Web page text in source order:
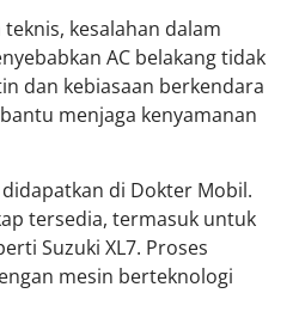
kesalahan dalam
AC belakang tidak
dan kebiasaan berkendara
menjaga kenyamanan
di Dokter Mobil.
tersedia, termasuk untuk
Suzuki XL7. Proses
mesin berteknologi